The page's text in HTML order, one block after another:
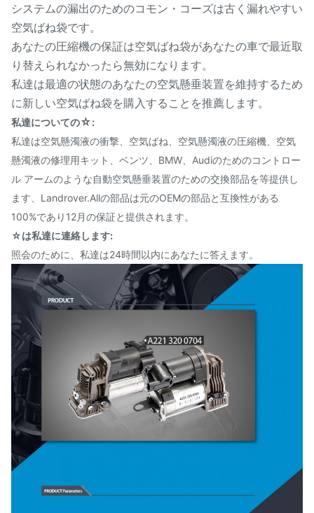
システムの漏出のためのコモン・コーズは古く漏れやすい
空気ばね袋です。
あなたの圧縮機の保証は空気ばね袋があなたの車で最近取
り替えられなかったら無効になります。
私達は最適の状態のあなたの空気懸垂装置を維持するため
に新しい空気ばね袋を購入することを推薦します。
私達についての☆:
私達は空気懸濁液の衝撃、空気ばね、空気懸濁液の圧縮機、空気
懸濁液の修理用キット、ベンツ、BMW、Audiのためのコントロー
ル アームのような自動空気懸垂装置のための交換部品を等提供し
ます、Landrover.Allの部品は元のOEMの部品と互換性がある
100%であり12月の保証と提供されます。
☆は私達に連絡します:
照会のために、私達は24時間以内にあなたに答えます。